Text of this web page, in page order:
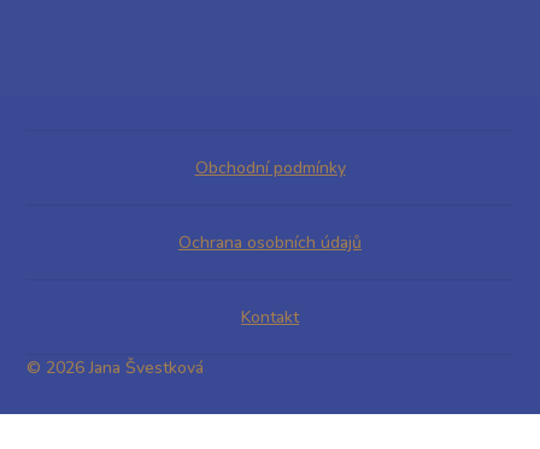
Obchodní podmínky
Ochrana osobních údajů
Kontakt
© 2026 Jana Švestková